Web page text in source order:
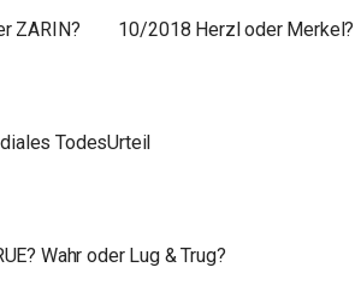
ZARIN? 10/2018 Herzl oder Merkel?
TodesUrteil
Wahr oder Lug & Trug?